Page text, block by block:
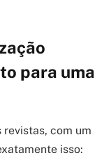
para uma
revistas, com um
isso: